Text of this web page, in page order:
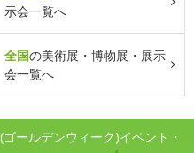
示会一覧へ
全国の美術展・博物展・展示
会一覧へ
ールデンウィーク)イベント・